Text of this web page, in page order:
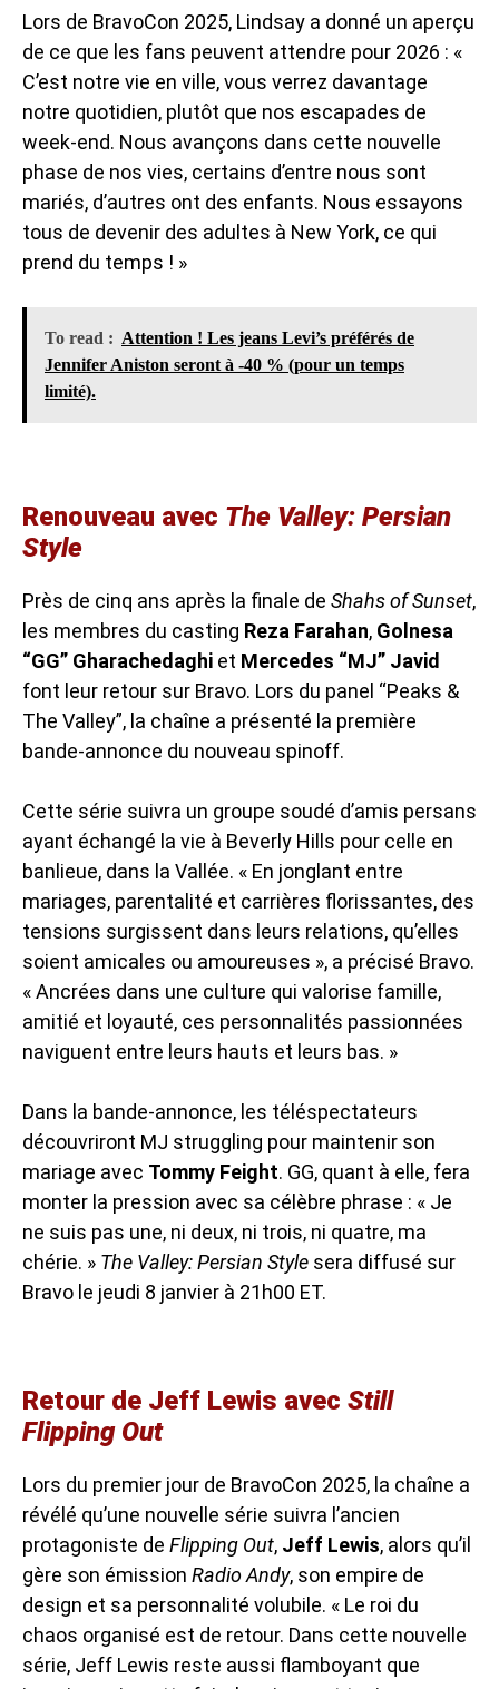
Lors de BravoCon 2025, Lindsay a donné un aperçu
de ce que les fans peuvent attendre pour 2026 : «
C’est notre vie en ville, vous verrez davantage
notre quotidien, plutôt que nos escapades de
week-end. Nous avançons dans cette nouvelle
phase de nos vies, certains d’entre nous sont
mariés, d’autres ont des enfants. Nous essayons
tous de devenir des adultes à New York, ce qui
prend du temps ! »
To read : Attention ! Les jeans Levi’s préférés de
Jennifer Aniston seront à -40 % (pour un temps
limité).
Renouveau avec The Valley: Persian
Style
Près de cinq ans après la finale de Shahs of Sunset,
les membres du casting Reza Farahan, Golnesa
“GG” Gharachedaghi et Mercedes “MJ” Javid
font leur retour sur Bravo. Lors du panel “Peaks &
The Valley”, la chaîne a présenté la première
bande-annonce du nouveau spinoff.
Cette série suivra un groupe soudé d’amis persans
ayant échangé la vie à Beverly Hills pour celle en
banlieue, dans la Vallée. « En jonglant entre
mariages, parentalité et carrières florissantes, des
tensions surgissent dans leurs relations, qu’elles
soient amicales ou amoureuses », a précisé Bravo.
« Ancrées dans une culture qui valorise famille,
amitié et loyauté, ces personnalités passionnées
naviguent entre leurs hauts et leurs bas. »
Dans la bande-annonce, les téléspectateurs
découvriront MJ struggling pour maintenir son
mariage avec Tommy Feight. GG, quant à elle, fera
monter la pression avec sa célèbre phrase : « Je
ne suis pas une, ni deux, ni trois, ni quatre, ma
chérie. » The Valley: Persian Style sera diffusé sur
Bravo le jeudi 8 janvier à 21h00 ET.
Retour de Jeff Lewis avec Still
Flipping Out
Lors du premier jour de BravoCon 2025, la chaîne a
révélé qu’une nouvelle série suivra l’ancien
protagoniste de Flipping Out, Jeff Lewis, alors qu’il
gère son émission Radio Andy, son empire de
design et sa personnalité volubile. « Le roi du
chaos organisé est de retour. Dans cette nouvelle
série, Jeff Lewis reste aussi flamboyant que